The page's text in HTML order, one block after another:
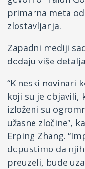
primarna meta
zlostavljanja.
Zapadni mediji
dodaju više
“Kineski novinari
koji su je objavili,
izloženi su
užasne zločine”,
Erping Zhang.
dopustimo da
preuzeli, bude